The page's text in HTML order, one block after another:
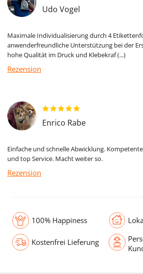
Udo Vogel
Maximale Individualisierung durch 4
anwenderfreundliche Unterstützung bei der
hohe Qualität im Druck und Klebekraf (...)
Rezension
Enrico Rabe
Einfache und schnelle Abwicklung.
und top Service. Macht weiter so.
Rezension
100% Happiness
Kostenfrei Lieferung